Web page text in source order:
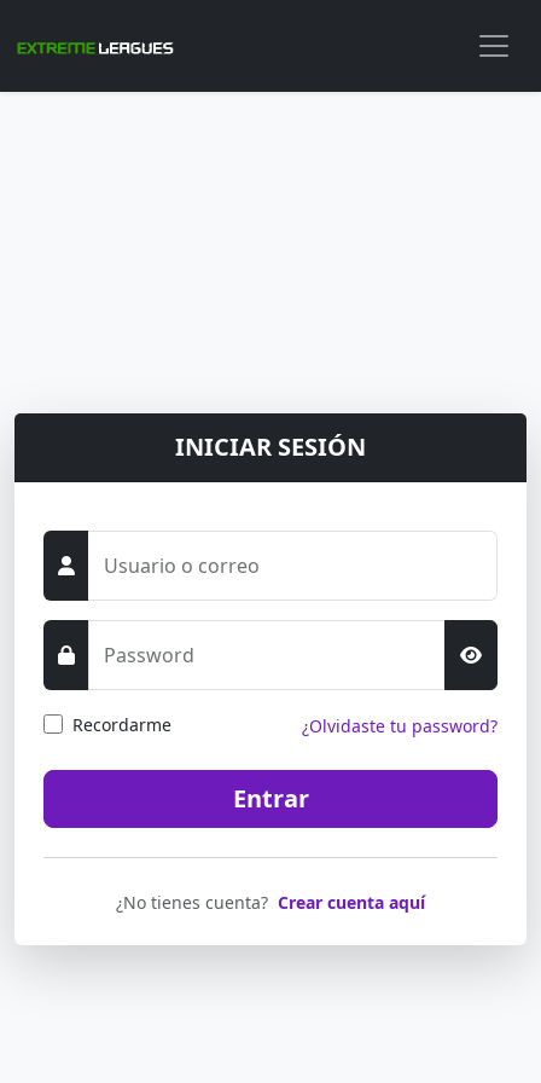
INICIAR SESIÓN
Usuario o correo
Password
Recordarme ¿Olvidaste tu password?
Entrar
¿No tienes cuenta? Crear cuenta aquí